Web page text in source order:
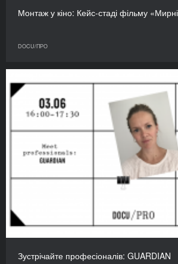
Монтаж у кіно: Кейс-стаді фільму
DOCU/ПРО
Зустрічайте професіоналів: GUARDIAN